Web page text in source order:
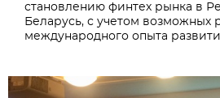
становлению финтех рынка в
Беларусь, с учетом возможных
международного опыта